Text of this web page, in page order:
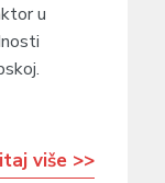
u
više >>